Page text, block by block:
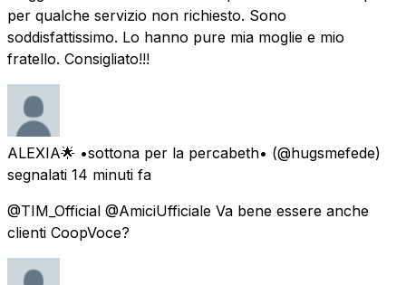
per qualche servizio non richiesto. Sono
soddisfattissimo. Lo hanno pure mia moglie e mio
fratello. Consigliato!!!
ALEXIA🌟 •sottona per la percabeth• (@hugsmefede)
segnalati 14 minuti fa
@TIM_Official @AmiciUfficiale Va bene essere anche
clienti CoopVoce?